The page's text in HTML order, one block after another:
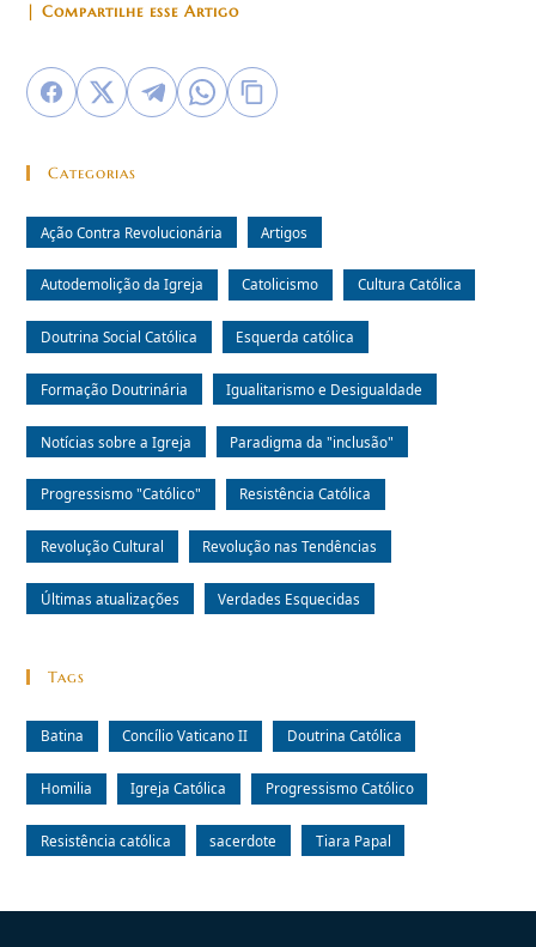
| Compartilhe esse Artigo
Categorias
Ação Contra Revolucionária Artigos
Autodemolição da Igreja Catolicismo Cultura Católica
Doutrina Social Católica Esquerda católica
Formação Doutrinária Igualitarismo e Desigualdade
Notícias sobre a Igreja Paradigma da "inclusão"
Progressismo "Católico" Resistência Católica
Revolução Cultural Revolução nas Tendências
Últimas atualizações Verdades Esquecidas
Tags
Batina Concílio Vaticano II Doutrina Católica
Homilia Igreja Católica Progressismo Católico
Resistência católica sacerdote Tiara Papal